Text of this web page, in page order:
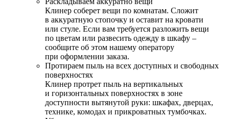
Клинер соберет вещи по комнатам. Сложит
в аккуратную стопочку и оставит на кровати
или стуле. Если вам требуется разложить вещи
по цветам или развесить одежду в шкафу –
сообщите об этом нашему оператору
при оформлении заказа.
Протираем пыль на всех доступных и свободных
поверхностях
Клинер протрет пыль на вертикальных
и горизонтальных поверхностях в зоне
доступности вытянутой руки: шкафах, дверцах,
технике, комодах и прикроватных тумбочках.